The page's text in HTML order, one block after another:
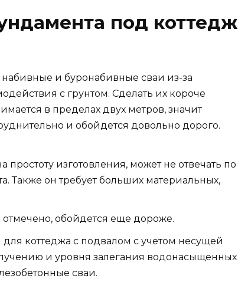
под коттедж
набивные и буронабивные сваи из-за
с грунтом. Сделать их короче
в пределах двух метров, значит
и обойдется довольно дорого.
изготовления, может не отвечать по
Также он требует больших материальных,
обойдется еще дороже.
коттеджа с подвалом с учетом несущей
пучению и уровня залегания водонасыщенных
сваи.